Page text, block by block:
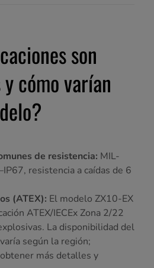
son
cómo varían
de resistencia: MIL-
resistencia a caídas de 6
(ATEX): El modelo ZX10-EX
ATEX/IECEx Zona 2/22
La disponibilidad del
según la región;
más detalles y